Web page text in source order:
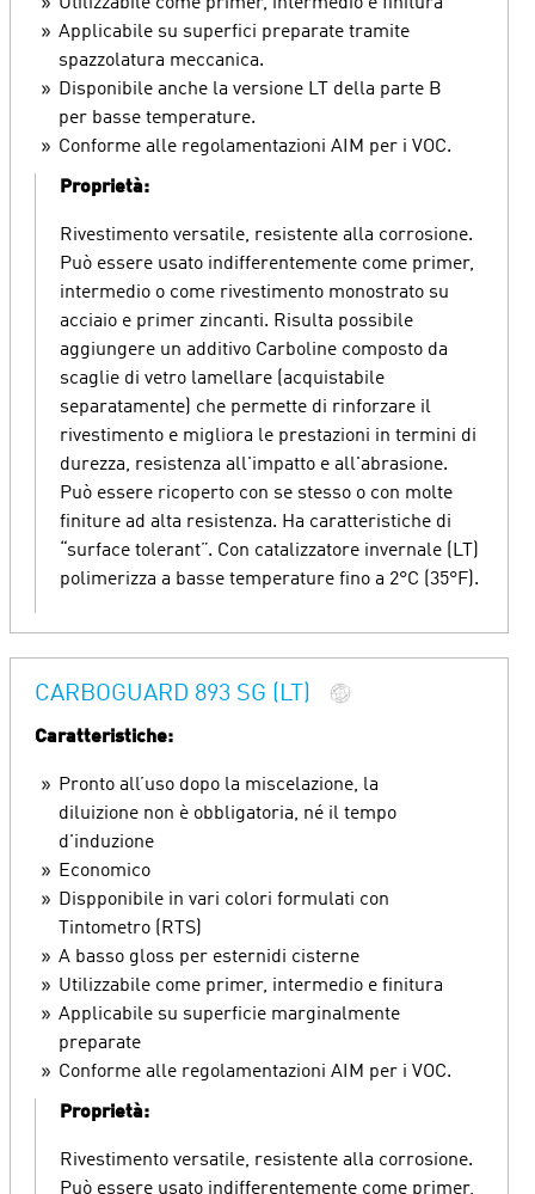
Applicabile su superfici preparate tramite
spazzolatura meccanica.
Disponibile anche la versione LT della parte B
per basse temperature.
Conforme alle regolamentazioni AIM per i VOC.
Proprietà:
Rivestimento versatile, resistente alla corrosione.
Può essere usato indifferentemente come primer,
intermedio o come rivestimento monostrato su
acciaio e primer zincanti. Risulta possibile
aggiungere un additivo Carboline composto da
scaglie di vetro lamellare (acquistabile
separatamente) che permette di rinforzare il
rivestimento e migliora le prestazioni in termini di
durezza, resistenza all'impatto e all'abrasione.
Può essere ricoperto con se stesso o con molte
finiture ad alta resistenza. Ha caratteristiche di
“surface tolerant”. Con catalizzatore invernale (LT)
polimerizza a basse temperature fino a 2°C (35°F).
CARBOGUARD 893 SG (LT)
Caratteristiche:
Pronto all’uso dopo la miscelazione, la
diluizione non è obbligatoria, né il tempo
d'induzione
Economico
Dispponibile in vari colori formulati con
Tintometro (RTS)
A basso gloss per esternidi cisterne
Utilizzabile come primer, intermedio e finitura
Applicabile su superficie marginalmente
preparate
Conforme alle regolamentazioni AIM per i VOC.
Proprietà:
Rivestimento versatile, resistente alla corrosione.
Può essere usato indifferentemente come primer,